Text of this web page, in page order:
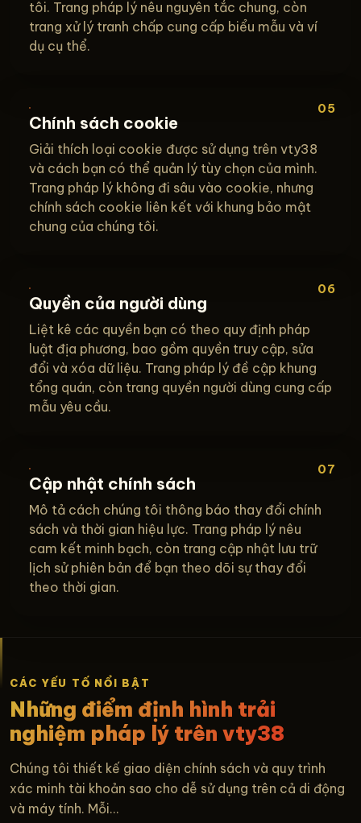
tôi. Trang pháp lý nêu nguyên tắc chung, còn
trang xử lý tranh chấp cung cấp biểu mẫu và ví
dụ cụ thể.
05
Chính sách cookie
Giải thích loại cookie được sử dụng trên vty38
và cách bạn có thể quản lý tùy chọn của mình.
Trang pháp lý không đi sâu vào cookie, nhưng
chính sách cookie liên kết với khung bảo mật
chung của chúng tôi.
06
Quyền của người dùng
Liệt kê các quyền bạn có theo quy định pháp
luật địa phương, bao gồm quyền truy cập, sửa
đổi và xóa dữ liệu. Trang pháp lý đề cập khung
tổng quán, còn trang quyền người dùng cung cấp
mẫu yêu cầu.
07
Cập nhật chính sách
Mô tả cách chúng tôi thông báo thay đổi chính
sách và thời gian hiệu lực. Trang pháp lý nêu
cam kết minh bạch, còn trang cập nhật lưu trữ
lịch sử phiên bản để bạn theo dõi sự thay đổi
theo thời gian.
CÁC YẾU TỐ NỔI BẬT
Những điểm định hình trải
nghiệm pháp lý trên vty38
Chúng tôi thiết kế giao diện chính sách và quy trình
xác minh tài khoản sao cho dễ sử dụng trên cả di động
và máy tính. Mỗi...